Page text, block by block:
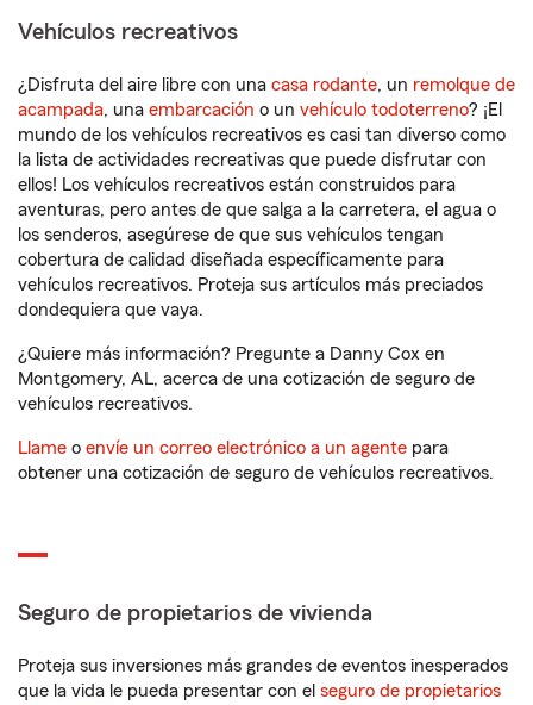
Vehículos recreativos
¿Disfruta del aire libre con una casa rodante, un remolque de
acampada, una embarcación o un vehículo todoterreno? ¡El
mundo de los vehículos recreativos es casi tan diverso como
la lista de actividades recreativas que puede disfrutar con
ellos! Los vehículos recreativos están construidos para
aventuras, pero antes de que salga a la carretera, el agua o
los senderos, asegúrese de que sus vehículos tengan
cobertura de calidad diseñada específicamente para
vehículos recreativos. Proteja sus artículos más preciados
dondequiera que vaya.
¿Quiere más información? Pregunte a Danny Cox en
Montgomery, AL, acerca de una cotización de seguro de
vehículos recreativos.
Llame o envíe un correo electrónico a un agente para
obtener una cotización de seguro de vehículos recreativos.
Seguro de propietarios de vivienda
Proteja sus inversiones más grandes de eventos inesperados
que la vida le pueda presentar con el seguro de propietarios